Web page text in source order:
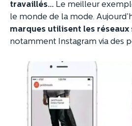
travaillés… Le meilleur
le monde de la mode.
marques utilisent les réseaux
notamment Instagram via des